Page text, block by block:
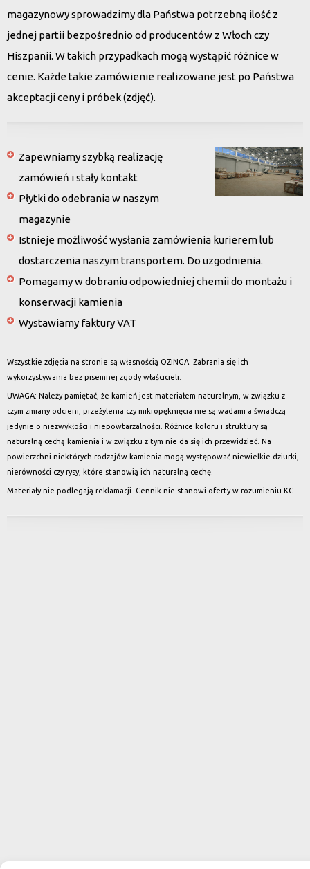
magazynowy sprowadzimy dla Państwa potrzebną ilość z
jednej partii bezpośrednio od producentów z Włoch czy
Hiszpanii. W takich przypadkach mogą wystąpić różnice w
cenie. Każde takie zamówienie realizowane jest po Państwa
akceptacji ceny i próbek (zdjęć).
Zapewniamy szybką realizację
zamówień i stały kontakt
Płytki do odebrania w naszym
magazynie
Istnieje możliwość wysłania zamówienia kurierem lub
dostarczenia naszym transportem. Do uzgodnienia.
Pomagamy w dobraniu odpowiedniej chemii do montażu i
konserwacji kamienia
Wystawiamy faktury VAT
Wszystkie zdjęcia na stronie są własnością OZINGA. Zabrania się ich
wykorzystywania bez pisemnej zgody właścicieli.
UWAGA: Należy pamiętać, że kamień jest materiałem naturalnym, w związku z
czym zmiany odcieni, przeżylenia czy mikropęknięcia nie są wadami a świadczą
jedynie o niezwykłości i niepowtarzalności. Różnice koloru i struktury są
naturalną cechą kamienia i w związku z tym nie da się ich przewidzieć. Na
powierzchni niektórych rodzajów kamienia mogą występować niewielkie dziurki,
nierówności czy rysy, które stanowią ich naturalną cechę.
Materiały nie podlegają reklamacji. Cennik nie stanowi oferty w rozumieniu KC.